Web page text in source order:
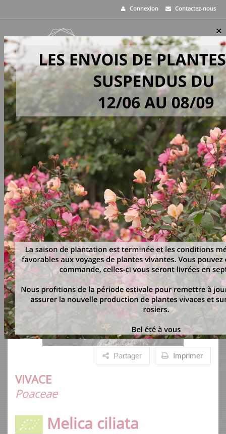
Contactez-nous
Connexion
MENU
PANIER
0
×
> Vivaces > Melica ciliata
EN STOCK
Imprimer
Partager
VIVACE
Poaceae
Melica ciliata